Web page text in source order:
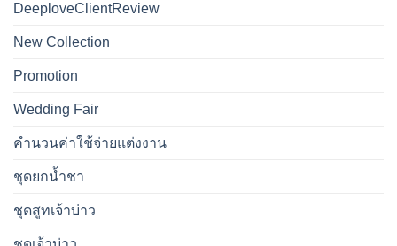
DeeploveClientReview
New Collection
Promotion
Wedding Fair
คำนวนค่าใช้จ่ายแต่งงาน
ชุดยกน้ำชา
ชุดสูทเจ้าบ่าว